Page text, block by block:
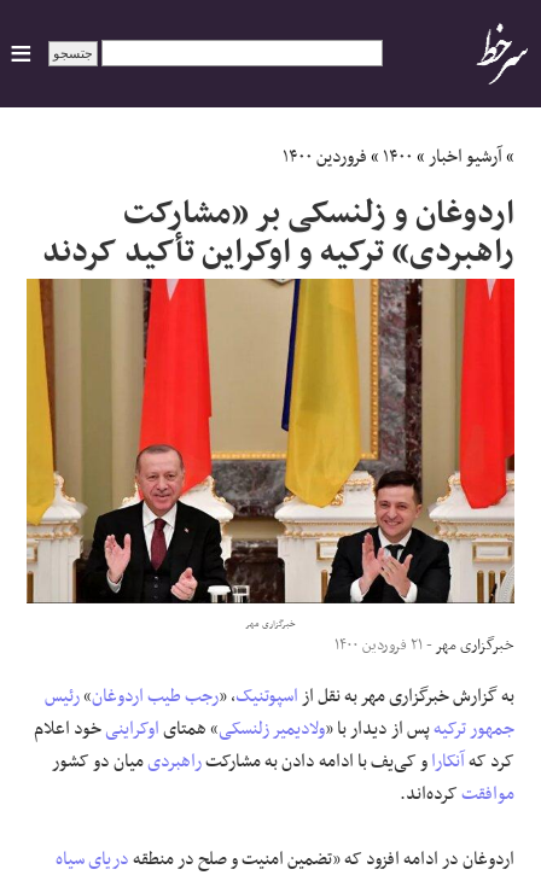
ایران
سیاسی
اقتصاد
اجتماعی
حوادث
علوم و فن آوری
فرهنگی و هنری
مقالات
»آرشیو اخبار»۱۴۰۰»فروردین ۱۴۰۰
اردوغان و زلنسکی بر «مشارکت
راهبردی» ترکیه و اوکراین تأکید کردند
خبرگزاری مهر
خبرگزاری مهر- ۲۱ فروردین ۱۴۰۰
به گزارش خبرگزاری مهر به نقل ازاسپوتنیک، «رجب طیب اردوغان»رئیس
جمهور ترکیهپس از دیدار با «ولادیمیرزلنسکی» همتایاوکراینیخود اعلام
کرد کهآنکاراو کی‌یف با ادامه دادن به مشارکتراهبردیمیان دو کشور
موافقتکرده‌اند.
اردوغان در ادامه افزود که «تضمین امنیت و صلح در منطقهدریای سیاه